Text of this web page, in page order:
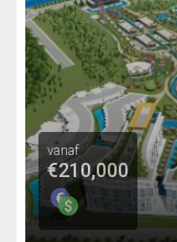
vanaf
€210,000